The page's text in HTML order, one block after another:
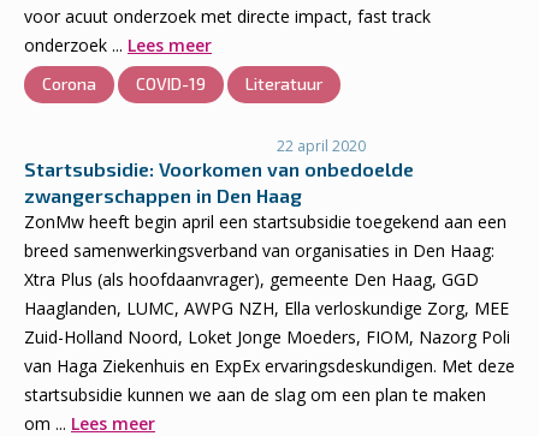
voor acuut onderzoek met directe impact, fast track
onderzoek ... Lees meer
Corona COVID-19 Literatuur
22 april 2020
Startsubsidie: Voorkomen van onbedoelde
zwangerschappen in Den Haag
ZonMw heeft begin april een startsubsidie toegekend aan een
breed samenwerkingsverband van organisaties in Den Haag:
Xtra Plus (als hoofdaanvrager), gemeente Den Haag, GGD
Haaglanden, LUMC, AWPG NZH, Ella verloskundige Zorg, MEE
Zuid-Holland Noord, Loket Jonge Moeders, FIOM, Nazorg Poli
van Haga Ziekenhuis en ExpEx ervaringsdeskundigen. Met deze
startsubsidie kunnen we aan de slag om een plan te maken
om ... Lees meer